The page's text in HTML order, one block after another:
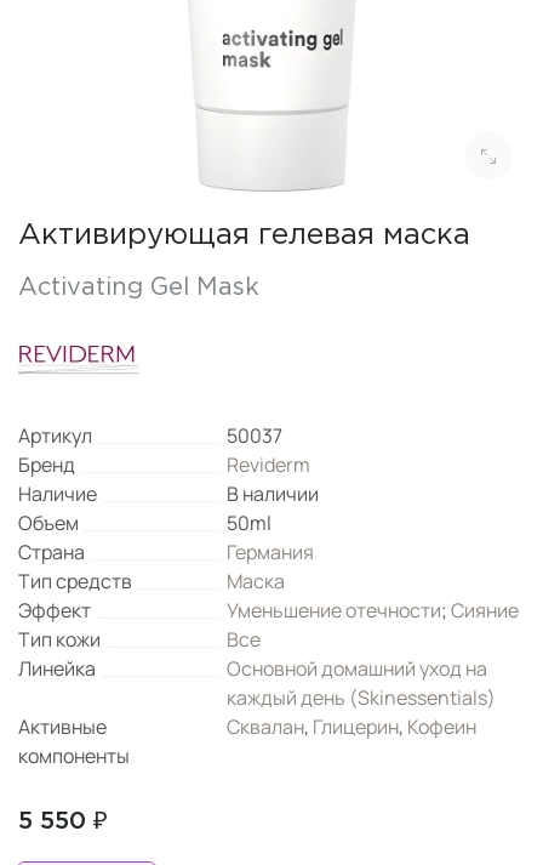
Активирующая гелевая маска
Activating Gel Mask
Артикул
50037
Бренд
Reviderm
Наличие
В наличии
Объем
50ml
Страна
Германия
Тип средств
Маска
Эффект
Уменьшение отечности;Сияние
Тип кожи
Все
Линейка
Основной домашний уход на
каждый день (Skinessentials)
Активные
компоненты
Сквалан, Глицерин, Кофеин
5 550 ₽